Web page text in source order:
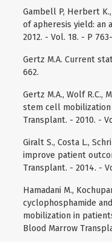
Gambell P, Herbert
of apheresis yield: an
2012. - Vol. 18. - P
Gertz M.A. Current
662.
Gertz M.A., Wolf R.C.,
stem cell
Transplant. - 2010. -
Giralt S., Costa L.,
improve patient
Transplant. - 2014. -
Hamadani M.,
cyclophosphamide
mobilization in
Blood Marrow